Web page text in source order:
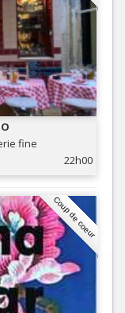
fine
22h00
Coup de coeur